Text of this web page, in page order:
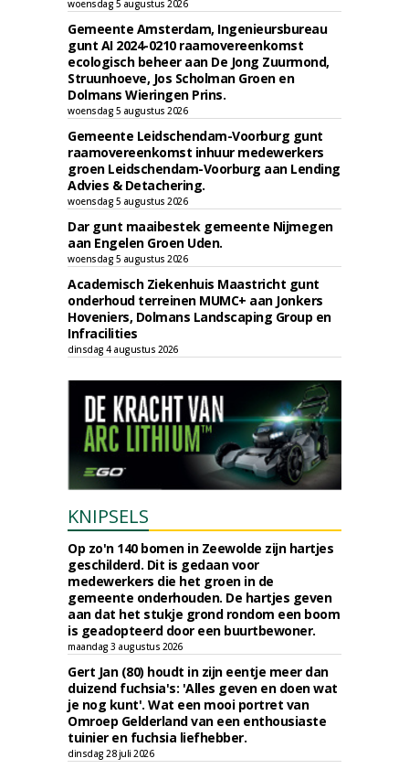
woensdag 5 augustus 2026
Gemeente Amsterdam, Ingenieursbureau
gunt AI 2024-0210 raamovereenkomst
ecologisch beheer aan De Jong Zuurmond,
Struunhoeve, Jos Scholman Groen en
Dolmans Wieringen Prins.
woensdag 5 augustus 2026
Gemeente Leidschendam-Voorburg gunt
raamovereenkomst inhuur medewerkers
groen Leidschendam-Voorburg aan Lending
Advies & Detachering.
woensdag 5 augustus 2026
Dar gunt maaibestek gemeente Nijmegen
aan Engelen Groen Uden.
woensdag 5 augustus 2026
Academisch Ziekenhuis Maastricht gunt
onderhoud terreinen MUMC+ aan Jonkers
Hoveniers, Dolmans Landscaping Group en
Infracilities
dinsdag 4 augustus 2026
KNIPSELS
Op zo'n 140 bomen in Zeewolde zijn hartjes
geschilderd. Dit is gedaan voor
medewerkers die het groen in de
gemeente onderhouden. De hartjes geven
aan dat het stukje grond rondom een boom
is geadopteerd door een buurtbewoner.
maandag 3 augustus 2026
Gert Jan (80) houdt in zijn eentje meer dan
duizend fuchsia's: 'Alles geven en doen wat
je nog kunt'. Wat een mooi portret van
Omroep Gelderland van een enthousiaste
tuinier en fuchsia liefhebber.
dinsdag 28 juli 2026